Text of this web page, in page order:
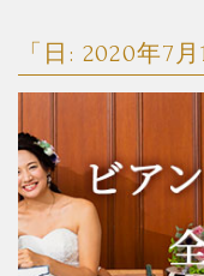
「日: 2020年7月